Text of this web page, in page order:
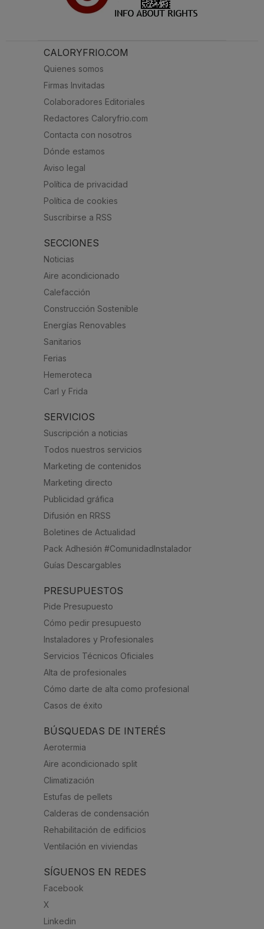
CALORYFRIO.COM
Quienes somos
Firmas Invitadas
Colaboradores Editoriales
Redactores Caloryfrio.com
Contacta con nosotros
Dónde estamos
Aviso legal
Política de privacidad
Política de cookies
Suscribirse a RSS
SECCIONES
Noticias
Aire acondicionado
Calefacción
Construcción Sostenible
Energías Renovables
Sanitarios
Ferias
Hemeroteca
Carl y Frida
SERVICIOS
Suscripción a noticias
Todos nuestros servicios
Marketing de contenidos
Marketing directo
Publicidad gráfica
Difusión en RRSS
Boletines de Actualidad
Pack Adhesión #ComunidadInstalador
Guías Descargables
PRESUPUESTOS
Pide Presupuesto
Cómo pedir presupuesto
Instaladores y Profesionales
Servicios Técnicos Oficiales
Alta de profesionales
Cómo darte de alta como profesional
Casos de éxito
BÚSQUEDAS DE INTERÉS
Aerotermia
Aire acondicionado split
Climatización
Estufas de pellets
Calderas de condensación
Rehabilitación de edificios
Ventilación en viviendas
SÍGUENOS EN REDES
Facebook
X
Linkedin